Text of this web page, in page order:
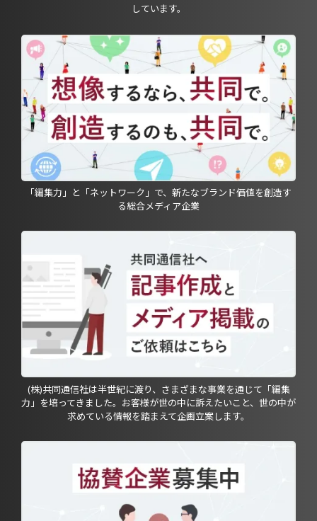
しています。
「編集力」と「ネットワーク」で、新たなブランド価値を創造す
る総合メディア企業
(株)共同通信社は半世紀に渡り、さまざまな事業を通じて「編集
力」を培ってきました。お客様が世の中に訴えたいこと、世の中が
求めている情報を踏まえて企画立案します。